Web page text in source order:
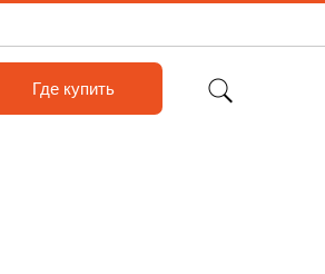
Где купить